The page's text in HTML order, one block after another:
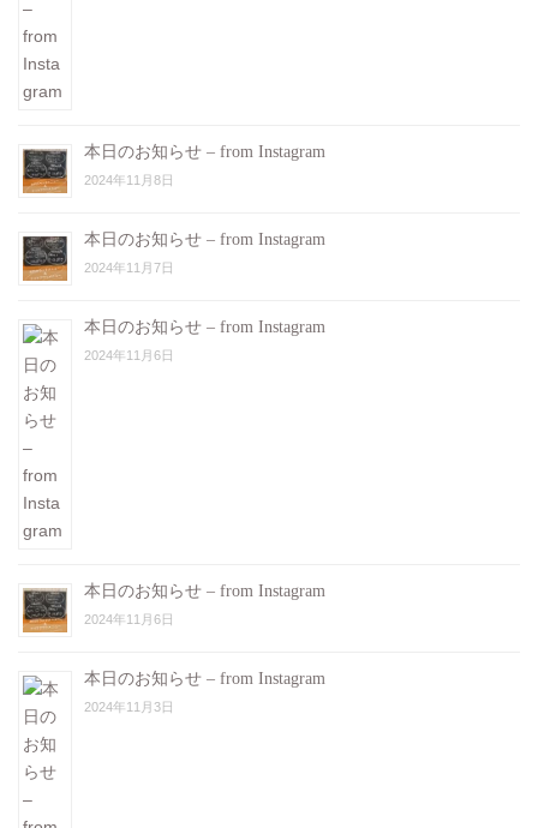
本日のお知らせ – from Instagram
2024年11月8日
本日のお知らせ – from Instagram
2024年11月7日
本日のお知らせ – from Instagram
2024年11月6日
本日のお知らせ – from Instagram
2024年11月6日
本日のお知らせ – from Instagram
2024年11月3日